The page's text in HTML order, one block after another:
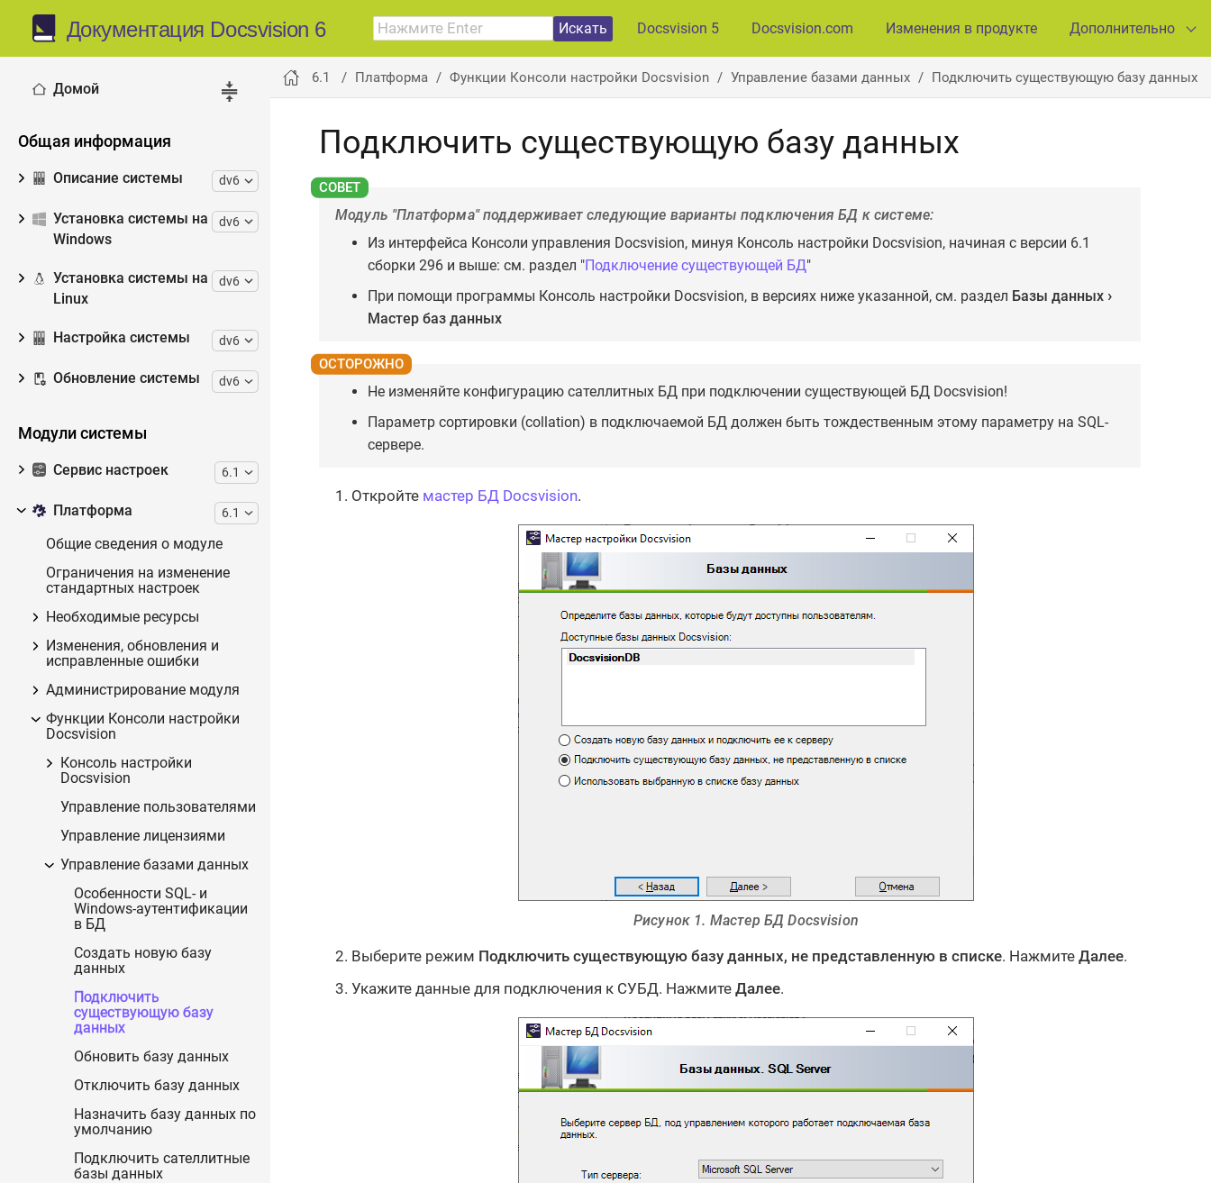
Документация Docsvision 6 Искать Docsvision 5 Docsvision.com Изменения в продукте Дополнительно
Домой
Общая информация
Описание системы dv6
Установка системы на
Windows
dv6
Установка системы на
Linux
dv6
Настройка системы dv6
Обновление системы dv6
Модули системы
Сервис настроек 6.1
Платформа 6.1
Общие сведения о модуле
Ограничения на изменение
стандартных настроек
Необходимые ресурсы
Изменения, обновления и
исправленные ошибки
Администрирование модуля
Функции Консоли настройки
Docsvision
Консоль настройки
Docsvision
Управление пользователями
Управление лицензиями
Управление базами данных
Особенности SQL- и
Windows-аутентификации
в БД
Создать новую базу
данных
Подключить
существующую базу
данных
Обновить базу данных
Отключить базу данных
Назначить базу данных по
умолчанию
Подключить сателлитные
базы данных
6.1 Платформа Функции Консоли настройки Docsvision Управление базами данных Подключить существующую базу данных
Подключить существующую базу данных
Модуль "Платформа" поддерживает следующие варианты подключения БД к системе:
Из интерфейса Консоли управления Docsvision, минуя Консоль настройки Docsvision, начиная с версии 6.1
сборки 296 и выше: см. раздел "Подключение существующей БД"
При помощи программы Консоль настройки Docsvision, в версиях ниже указанной, см. раздел Базы данных
Мастер баз данных
Не изменяйте конфигурацию сателлитных БД при подключении существующей БД Docsvision!
Параметр сортировки (collation) в подключаемой БД должен быть тождественным этому параметру на SQL-
сервере.
Откройте мастер БД Docsvision.
Рисунок 1. Мастер БД Docsvision
Выберите режим Подключить существующую базу данных, не представленную в списке. Нажмите Далее.
Укажите данные для подключения к СУБД. Нажмите Далее.